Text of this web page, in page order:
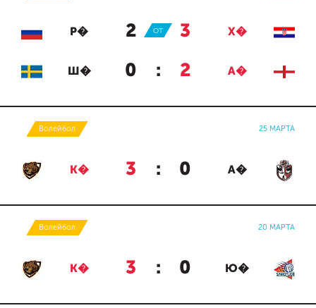
Р� 2 : 3 Х�
ОТ
Ш� 0 : 2 А�
Волейбол 25 МАРТА
К� 3 : 0 А�
Волейбол 20 МАРТА
К� 3 : 0 Ю�